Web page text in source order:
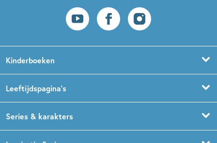
Kinderboeken
Prentenboeken
Leeftijdspagina’s
Boekentips 1,5 - 3 jaar
Series & karakters